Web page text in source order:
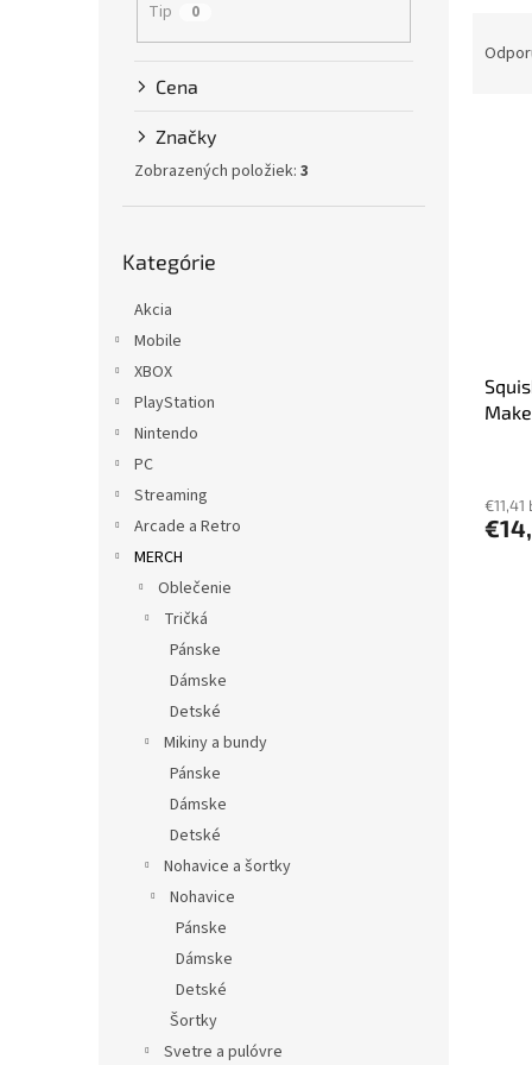
Tip 0
Cena
Značky
Zobrazených položiek: 3
kategórie
Kategórie
Akcia
Mobile
XBOX
PlayStation
Nintendo
PC
Streaming
Arcade a Retro
MERCH
Oblečenie
Tričká
Pánske
Dámske
Detské
Mikiny a bundy
Pánske
Dámske
Detské
Nohavice a šortky
Nohavice
Pánske
Dámske
Detské
Šortky
Svetre a pulóvre
€11,41